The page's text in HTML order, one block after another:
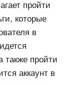
пройти
которые
в
также пройти
аккаунт в